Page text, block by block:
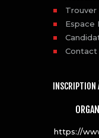
Trouver
Espace
Contact
https://